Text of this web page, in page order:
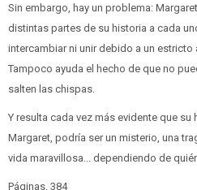
Sin embargo, hay un problema:
distintas partes de su historia a cada
intercambiar ni unir debido a un
Tampoco ayuda el hecho de que no
salten las chispas.
Y resulta cada vez más evidente que su
Margaret, podría ser un misterio, una
vida maravillosa... dependiendo de
Páginas. 384